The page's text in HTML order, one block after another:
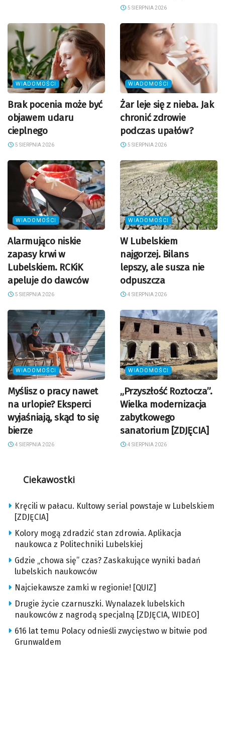
5 SIERPNIA 2026
WIADOMOŚCI
Brak pocenia może być
objawem udaru
cieplnego
5 SIERPNIA 2026
WIADOMOŚCI
Żar leje się z nieba. Jak
chronić zdrowie
podczas upałów?
5 SIERPNIA 2026
WIADOMOŚCI
Alarmująco niskie
zapasy krwi w
Lubelskiem. RCKiK
apeluje do dawców
5 SIERPNIA 2026
WIADOMOŚCI
W Lubelskiem
najgorzej. Bilans
lepszy, ale susza nie
odpuszcza
4 SIERPNIA 2026
WIADOMOŚCI
Myślisz o pracy nawet
na urlopie? Eksperci
wyjaśniają, skąd to się
bierze
4 SIERPNIA 2026
WIADOMOŚCI
„Przyszłość Roztocza”.
Wielka modernizacja
zabytkowego
sanatorium [ZDJĘCIA]
4 SIERPNIA 2026
Ciekawostki
Kręcili w pałacu. Kultowy serial powstaje w Lubelskiem
[ZDJĘCIA]
Kolory mogą zdradzić stan zdrowia. Aplikacja
naukowca z Politechniki Lubelskiej
Gdzie „chowa się” czas? Zaskakujące wyniki badań
lubelskich naukowców
Najciekawsze zamki w regionie! [QUIZ]
Drugie życie czarnuszki. Wynalazek lubelskich
naukowców z nagrodą specjalną [ZDJĘCIA, WIDEO]
616 lat temu Polacy odnieśli zwycięstwo w bitwie pod
Grunwaldem